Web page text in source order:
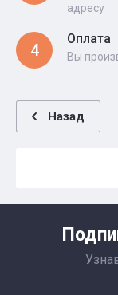
адресу
4
Оплата
Вы
Назад